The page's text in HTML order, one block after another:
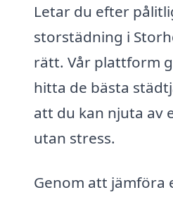
Letar du efter
storstädning i
rätt. Vår plattform
hitta de bästa
att du kan njuta av
utan stress.
Genom att jämföra